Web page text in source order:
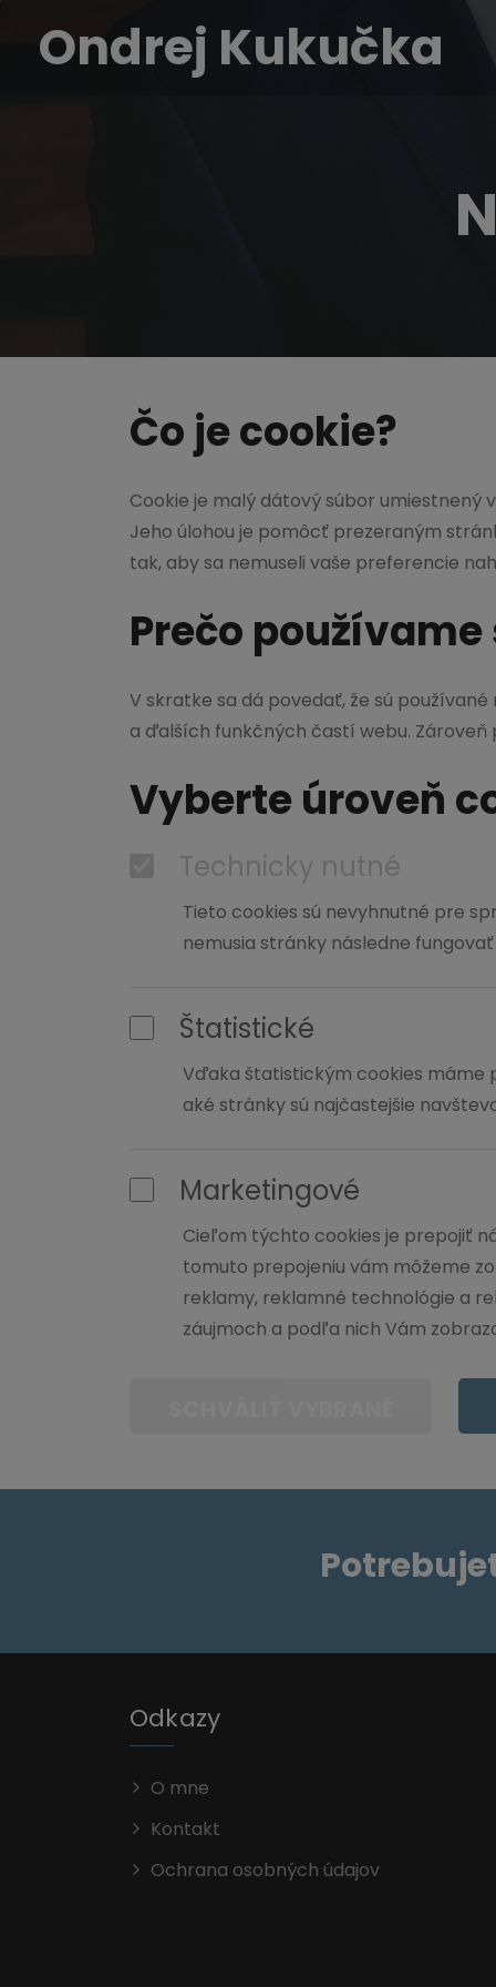
Ondrej Kukučka
Čo je cookie?
Cookie je malý dátový súbor
Jeho úlohou je pomôcť prezeraným
tak, aby sa nemuseli vaše preferencie
Prečo
V skratke sa dá povedať, že sú
a ďalších funkčných častí webu.
Vyberte úroveň
Technicky nutné
Tieto cookies sú nevyhnutné pre
nemusia stránky následne fungovať
Štatistické
Vďaka štatistickým cookies máme
aké stránky sú najčastejšie
Marketingové
Cieľom týchto cookies je prepojiť
tomuto prepojeniu vám môžeme
reklamy, reklamné technológie a
záujmoch a podľa nich Vám
Odkazy
O mne
Kontakt
Ochrana osobných údajov